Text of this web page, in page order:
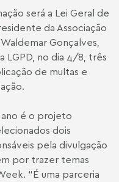
será a Lei Geral de
da Associação
Gonçalves,
LGPD, no dia 4/8, três
de multas e
é o projeto
dois
pela divulgação
por trazer temas
“É uma parceria